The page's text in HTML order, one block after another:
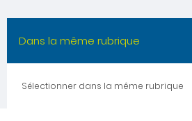
Dans la même rubrique
Sélectionner dans la même rubrique